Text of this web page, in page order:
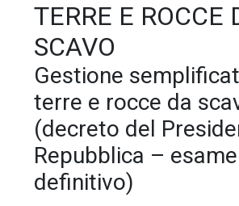
TERRE E ROCCE
SCAVO
Gestione
terre e rocce da
(decreto del
Repubblica – esame
definitivo)